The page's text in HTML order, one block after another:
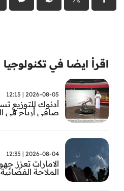
اقرأ ايضا في تكنولوجيا
2026-08-05 | 12:15
صافي أرباح في
2026-08-04 | 12:35
الامارات تعزز
الملاحة الفضائية